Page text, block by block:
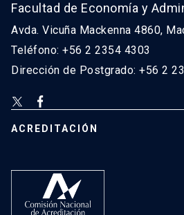
Facultad de Economía y
Avda. Vicuña Mackenna 4860,
Teléfono: +56 2 2354 4303
Dirección de Postgrado: +56 2
ACREDITACIÓN